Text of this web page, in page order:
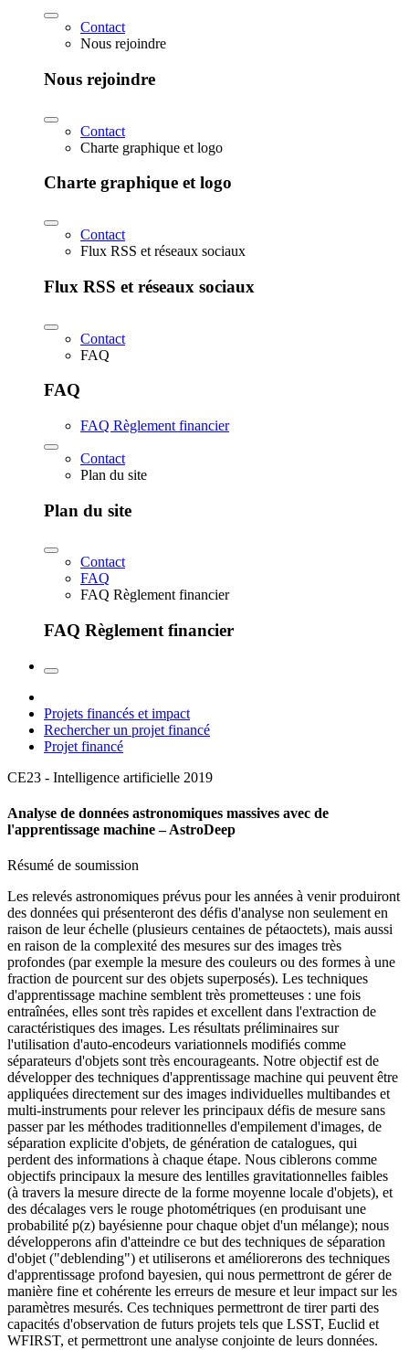
Contact
Nous rejoindre
Nous rejoindre
Contact
Charte graphique et logo
Charte graphique et logo
Contact
Flux RSS et réseaux sociaux
Flux RSS et réseaux sociaux
Contact
FAQ
FAQ
FAQ Règlement financier
Contact
Plan du site
Plan du site
Contact
FAQ
FAQ Règlement financier
FAQ Règlement financier
Projets financés et impact
Rechercher un projet financé
Projet financé
CE23 - Intelligence artificielle 2019
Analyse de données astronomiques massives avec de
l'apprentissage machine – AstroDeep
Résumé de soumission
Les relevés astronomiques prévus pour les années à venir produiront
des données qui présenteront des défis d'analyse non seulement en
raison de leur échelle (plusieurs centaines de pétaoctets), mais aussi
en raison de la complexité des mesures sur des images très
profondes (par exemple la mesure des couleurs ou des formes à une
fraction de pourcent sur des objets superposés). Les techniques
d'apprentissage machine semblent très prometteuses : une fois
entraînées, elles sont très rapides et excellent dans l'extraction de
caractéristiques des images. Les résultats préliminaires sur
l'utilisation d'auto-encodeurs variationnels modifiés comme
séparateurs d'objets sont très encourageants. Notre objectif est de
développer des techniques d'apprentissage machine qui peuvent être
appliquées directement sur des images individuelles multibandes et
multi-instruments pour relever les principaux défis de mesure sans
passer par les méthodes traditionnelles d'empilement d'images, de
séparation explicite d'objets, de génération de catalogues, qui
perdent des informations à chaque étape. Nous ciblerons comme
objectifs principaux la mesure des lentilles gravitationnelles faibles
(à travers la mesure directe de la forme moyenne locale d'objets), et
des décalages vers le rouge photométriques (en produisant une
probabilité p(z) bayésienne pour chaque objet d'un mélange); nous
développerons afin d'atteindre ce but des techniques de séparation
d'objet ("deblending") et utiliserons et améliorerons des techniques
d'apprentissage profond bayesien, qui nous permettront de gérer de
manière fine et cohérente les erreurs de mesure et leur impact sur les
paramètres mesurés. Ces techniques permettront de tirer parti des
capacités d'observation de futurs projets tels que LSST, Euclid et
WFIRST, et permettront une analyse conjointe de leurs données.